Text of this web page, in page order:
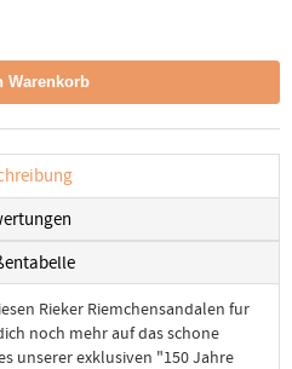
Rieker Riemchensandalen fur
noch mehr auf das schone
unserer exklusiven "150 Jahre